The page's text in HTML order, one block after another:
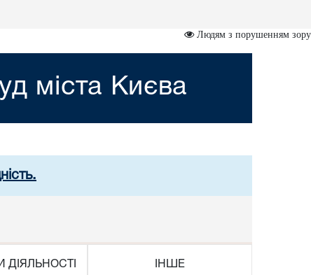
Людям з порушенням зору
міста Києва
ДІЯЛЬНОСТІ ІНШЕ